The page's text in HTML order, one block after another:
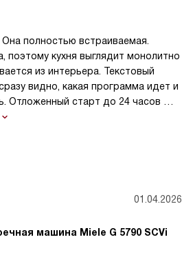
полностью встраиваемая.
поэтому кухня выглядит монолитно
из интерьера. Текстовый
видно, какая программа идет и
Отложенный старт до 24 часов —
на ночь по ночному тарифу.
отлично, никаких разводов
01.04.2026
машина Miele G 5790 SCVi